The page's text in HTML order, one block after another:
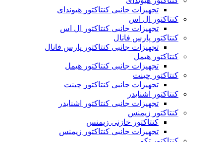
تجهیزات جانبی کنتاکتور هیوندای
کنتاکتور ال اس
تجهیزات جانبی کنتاکتور ال اس
کنتاکتور پارس فانال
تجهیزات جانبی کنتاکتور پارس فانال
کنتاکتور هیمل
تجهیزات جانبی کنتاکتور هیمل
کنتاکتور چینت
تجهیزات جانبی کنتاکتور چینت
کنتاکتور اشنایدر
تجهیزات جانبی کنتاکتور اشنایدر
کنتاکتور زیمنس
کنتاکتور خازنی زیمنس
تجهیزات جانبی کنتاکتور زیمنس